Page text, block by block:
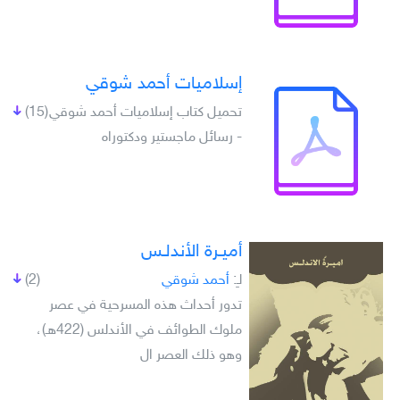
إسلاميات أحمد شوقي
(15)تحميل كتاب إسلاميات أحمد شوقي
- رسائل ماجستير ودكتوراه
أميـرة الأندلـس
(2) لـِ: أحمد شوقي
تدور أحداث هذه المسرحية في عصر
ملوك الطوائف في الأندلس (422هـ)،
وهو ذلك العصر ال